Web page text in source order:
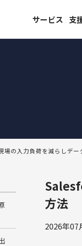
サービス 支
ダッシュボードワーク
俯瞰図ワークショップ
商談フェーズ設計ワー
サクセスパスワークショ
ード
場の入力負荷を減らしデー
方法
2026年07